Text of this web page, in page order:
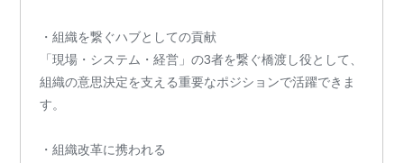
・組織を繋ぐハブとしての貢献
「現場・システム・経営」の3者を繋ぐ橋渡し役として、
組織の意思決定を支える重要なポジションで活躍できま
す。
・組織改革に携われる